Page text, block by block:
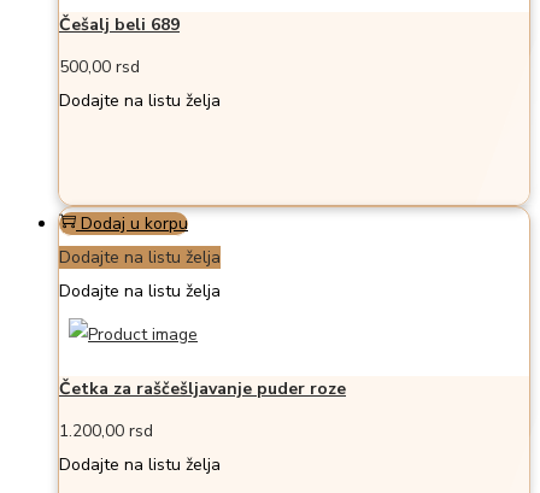
Češalj beli 689
500,00 rsd
Dodajte na listu želja
Dodaj u korpu
Dodajte na listu želja
Dodajte na listu želja
Četka za raščešljavanje puder roze
1.200,00 rsd
Dodajte na listu želja